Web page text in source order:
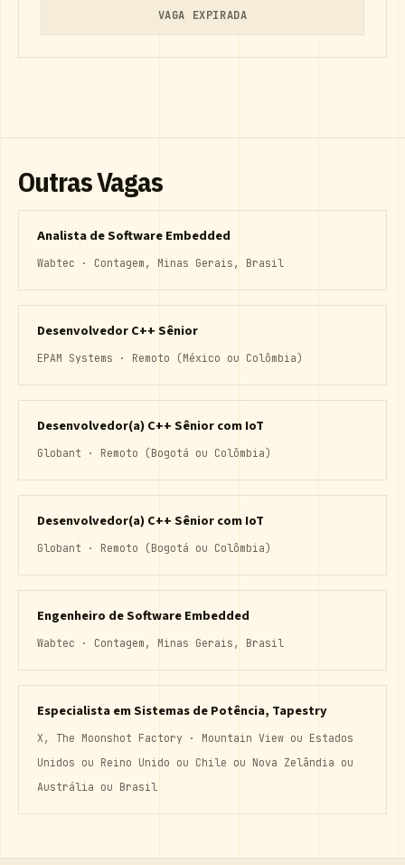
VAGA EXPIRADA
Outras Vagas
Analista de Software Embedded
Wabtec · Contagem, Minas Gerais, Brasil
Desenvolvedor C++ Sênior
EPAM Systems · Remoto (México ou Colômbia)
Desenvolvedor(a) C++ Sênior com IoT
Globant · Remoto (Bogotá ou Colômbia)
Desenvolvedor(a) C++ Sênior com IoT
Globant · Remoto (Bogotá ou Colômbia)
Engenheiro de Software Embedded
Wabtec · Contagem, Minas Gerais, Brasil
Especialista em Sistemas de Potência, Tapestry
X, The Moonshot Factory · Mountain View ou Estados
Unidos ou Reino Unido ou Chile ou Nova Zelândia ou
Austrália ou Brasil